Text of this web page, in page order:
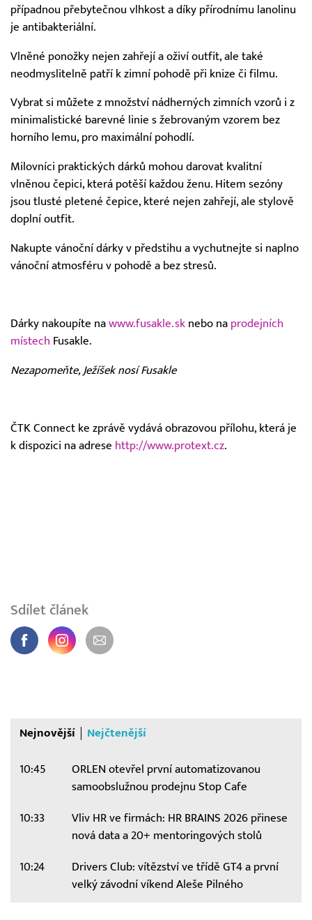
případnou přebytečnou vlhkost a díky přírodnímu lanolinu
je antibakteriální.
Vlněné ponožky nejen zahřejí a oživí outfit, ale také
neodmyslitelně patří k zimní pohodě při knize či filmu.
Vybrat si můžete z množství nádherných zimních vzorů i z
minimalistické barevné linie s žebrovaným vzorem bez
horního lemu, pro maximální pohodlí.
Milovníci praktických dárků mohou darovat kvalitní
vlněnou čepici, která potěší každou ženu. Hitem sezóny
jsou tlusté pletené čepice, které nejen zahřejí, ale stylově
doplní outfit.
Nakupte vánoční dárky v předstihu a vychutnejte si naplno
vánoční atmosféru v pohodě a bez stresů.
Dárky nakoupíte na www.fusakle.sk nebo na prodejních
místech Fusakle.
Nezapomeňte, Ježíšek nosí Fusakle
ČTK Connect ke zprávě vydává obrazovou přílohu, která je
k dispozici na adrese http://www.protext.cz.
Sdílet článek
Nejnovější Nejčtenější
10:45
ORLEN otevřel první automatizovanou
samoobslužnou prodejnu Stop Cafe
10:33
Vliv HR ve firmách: HR BRAINS 2026 přinese
nová data a 20+ mentoringových stolů
10:24
Drivers Club: vítězství ve třídě GT4 a první
velký závodní víkend Aleše Pilného